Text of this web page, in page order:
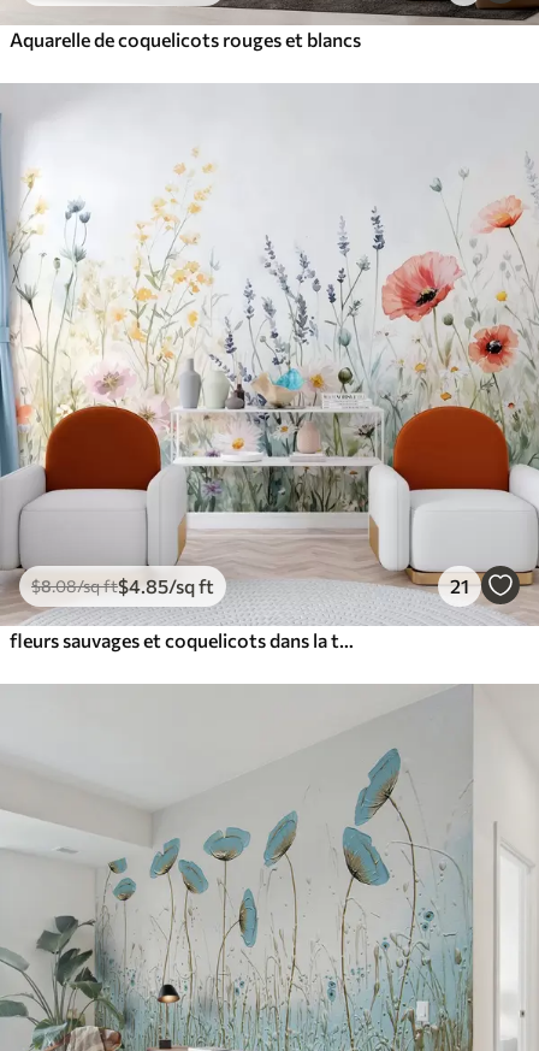
Aquarelle de coquelicots rouges et blancs
$8.08/sq ft$4.85/sq ft 21
fleurs sauvages et coquelicots dans la technique des traits